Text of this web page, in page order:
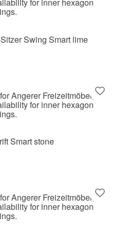
Swing Smart lime
Smart stone